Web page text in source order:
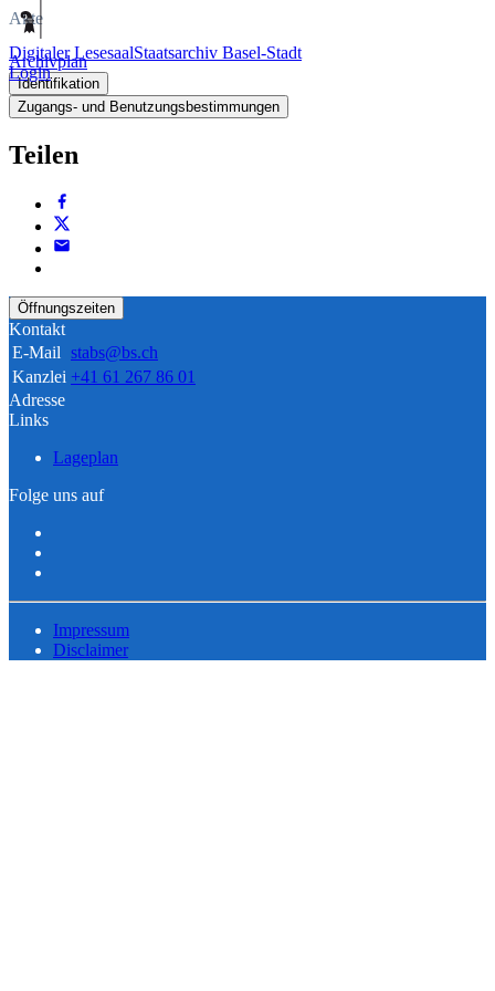
Digitaler LesesaalStaatsarchiv Basel-Stadt
Login
Akte
Archivplan
Identifikation
Zugangs- und Benutzungsbestimmungen
Teilen
Öffnungszeiten
Kontakt
E-Mail stabs@bs.ch
Kanzlei +41 61 267 86 01
Adresse
Links
Lageplan
Folge uns auf
Impressum
Disclaimer